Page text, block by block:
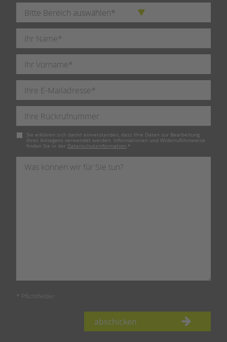
Pflichtfeld
Sie erklären sich damit einverstanden, dass Ihre Daten zur Bearbeitung
Ihres Anliegens verwendet werden. Informationen und Widerrufshinweise
finden Sie in der Datenschutzinformation. *
* Pflichtfelder
abschicken